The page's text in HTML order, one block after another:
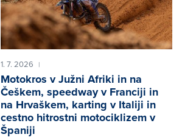
1. 7. 2026 |
Motokros v Južni Afriki in na
Češkem, speedway v Franciji in
na Hrvaškem, karting v Italiji in
cestno hitrostni motociklizem v
Španiji